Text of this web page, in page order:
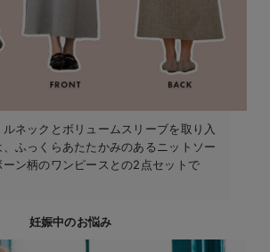
ルネックとボリュームスリーブを取り入
ふっくらあたたかみのあるニットソー
ン柄のワンピースとの2点セットで
妊娠中のお悩み